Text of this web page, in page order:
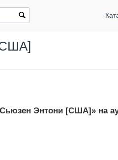
Энтони [США]» на